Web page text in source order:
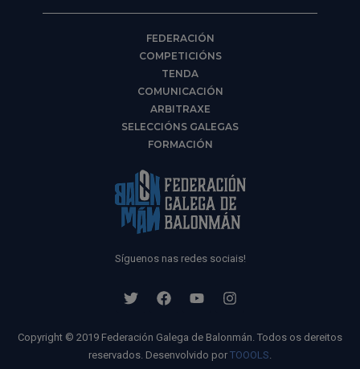
FEDERACIÓN
COMPETICIÓNS
TENDA
COMUNICACIÓN
ARBITRAXE
SELECCIÓNS GALEGAS
FORMACIÓN
Síguenos nas redes sociais!
Copyright © 2019 Federación Galega de Balonmán. Todos os dereitos
reservados. Desenvolvido por TOOOLS.